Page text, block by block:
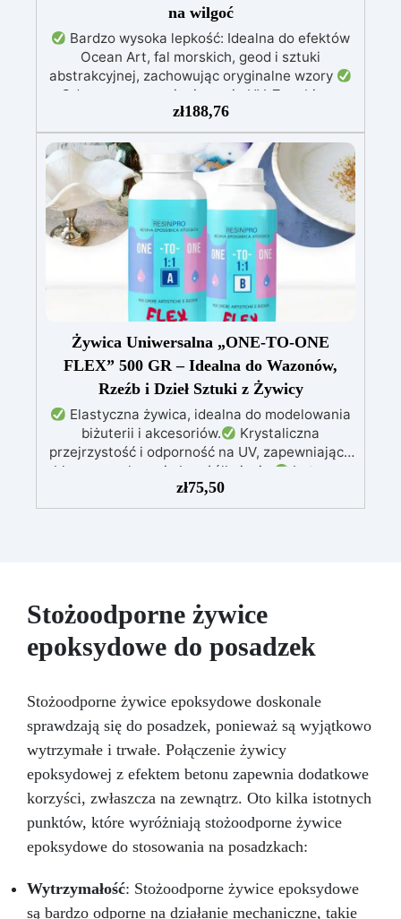
na wilgoć
Bardzo wysoka lepkość: Idealna do efektów
Ocean Art, fal morskich, geod i sztuki
abstrakcyjnej, zachowując oryginalne wzory
Odporna na promieniowanie UV: Zapobiega
żółknięciu i utrzymuje intensywne kolory przez
długi czas
Dostosowana do wysokiej
wilgotności: Zapewnia zawsze błyszczące i
trwałe rezultaty
Błyszcząca,
samopoziomująca, bezzapachowa i
bezrozpuszczalnikowa: Bezpieczna po
utwardzeniu
Idealna do powłok ochronnych,
paneli artystycznych i obrazów: Przekształca
każdy projekt w dzieło sztuki
zł188,76
Żywica Uniwersalna „ONE-TO-ONE
FLEX” 500 GR – Idealna do Wazonów,
Rzeźb i Dzieł Sztuki z Żywicy
Elastyczna żywica, idealna do modelowania
biżuterii i akcesoriów.
Krystaliczna
przejrzystość i odporność na UV, zapewniające
błyszczące kreacje bez żółknięcia.
Łatwa w
użyciu – proporcja mieszania 1:1 i długi czas
obróbki dla precyzyjnych detali.
bezzapachowa, wyprodukowana w 100% we
Włoszech.
zł75,50
Stożoodporne żywice
epoksydowe do posadzek
Stożoodporne żywice epoksydowe doskonale
sprawdzają się do posadzek, ponieważ są wyjątkowo
wytrzymałe i trwałe. Połączenie żywicy
epoksydowej z efektem betonu zapewnia dodatkowe
korzyści, zwłaszcza na zewnątrz. Oto kilka istotnych
punktów, które wyróżniają stożoodporne żywice
epoksydowe do stosowania na posadzkach:
Wytrzymałość: Stożoodporne żywice epoksydowe
są bardzo odporne na działanie mechaniczne, takie